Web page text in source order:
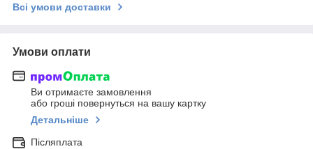
Всі умови доставки
Умови оплати
Ви отримаєте замовлення
або гроші повернуться на вашу картку
Детальніше
Післяплата